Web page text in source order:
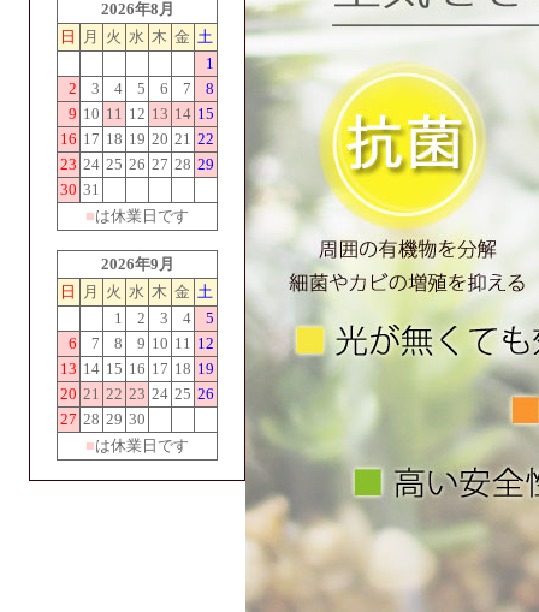
2026年8月
日
月 火 水 木 金 土
1
2
3 4 5 6 7
8
9 10 11 12 13 14 15
16 17 18 19 20 21 22
23 24 25 26 27 28 29
30 31
■は休業日です
2026年9月
日
月 火 水 木 金 土
1
2 3 4
5
6
7 8 9 10 11 12
13 14 15 16 17 18 19
20 21 22 23 24 25 26
27 28 29 30
■は休業日です